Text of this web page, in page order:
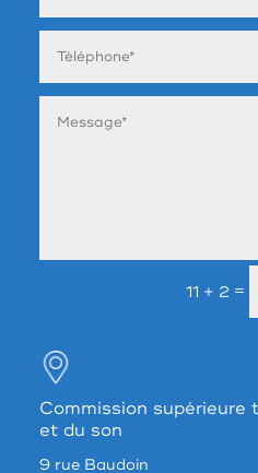
11 + 2 =
Commission supérieure
et du son
9 rue Baudoin